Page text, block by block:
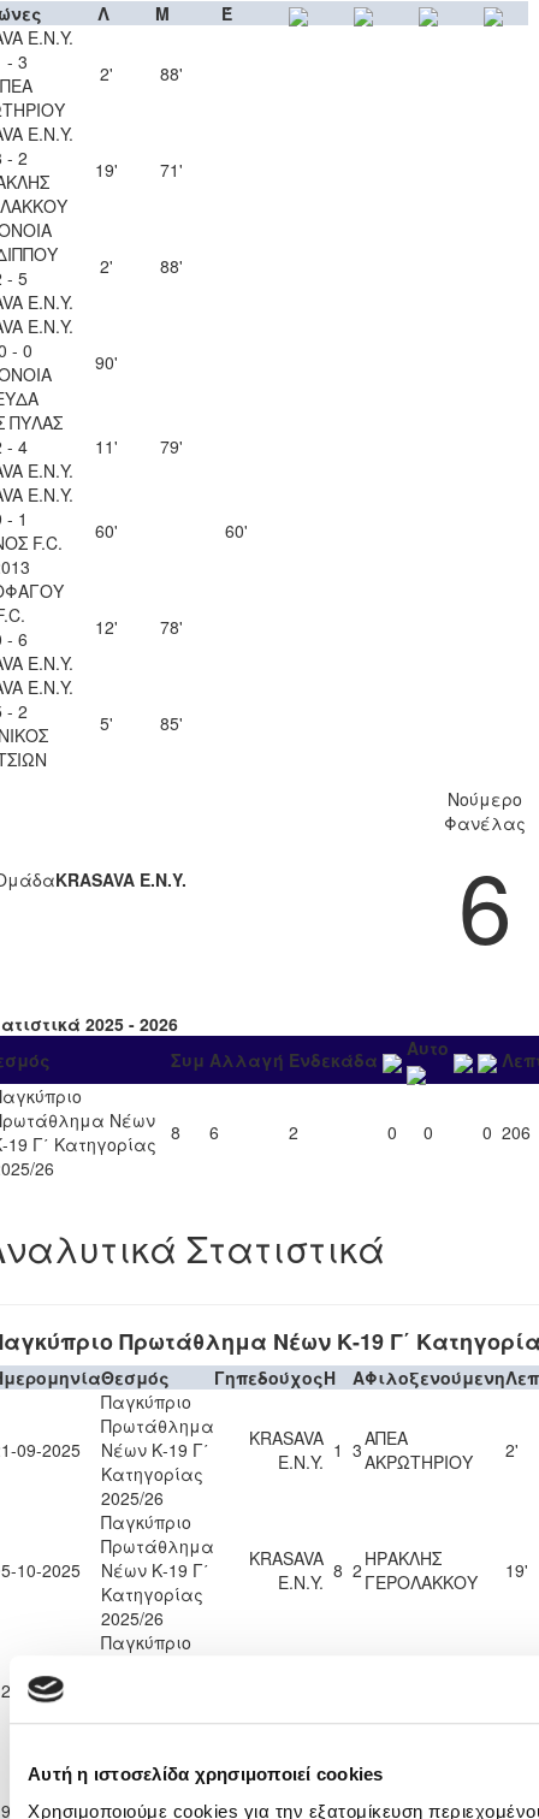
Αυτή η ιστοσελίδα χρησιμοποιεί cookies
Χρησιμοποιούμε cookies για την εξατομίκευση
Λ Μ
Έ
Ε.Ν.Y.
- 3
2' 88'
Ε.Ν.Y.
- 2
19' 71'
- 5
Ε.Ν.Y.
2' 88'
Ε.Ν.Y.
- 0
90'
ΠΥΛΑΣ
- 4
Ε.Ν.Y.
11'
79'
Ε.Ν.Y.
- 1
F.C.
60' 60'
- 6
Ε.Ν.Y.
12' 78'
Ε.Ν.Y.
- 2
5' 85'
KRASAVA Ε.Ν.Y.
Νούμερο
Φανέλας
6
2025 - 2026
Συμ Αλλαγή Ενδεκάδα Αυτο
Νέων
19 Γ΄ Κατηγορίας
26
8 6 2 0 0 0 206
Στατιστικά
Πρωτάθλημα Νέων Κ-19 Γ΄
Θεσμός ΓηπεδούχοςH AΦιλοξενούμενη
09-2025
Παγκύπριο
Πρωτάθλημα
Νέων Κ-19 Γ΄
Κατηγορίας
2025/26
KRASAVA
Ε.Ν.Y. 1 3ΑΠΕΑ
ΑΚΡΩΤΗΡΙΟΥ
2'
10-2025
Παγκύπριο
Πρωτάθλημα
Νέων Κ-19 Γ΄
Κατηγορίας
2025/26
KRASAVA
Ε.Ν.Y. 8 2 ΗΡΑΚΛΗΣ
ΓΕΡΟΛΑΚΚΟΥ
19'
10-2025
Παγκύπριο
10-2025
Παγκύπριο
Πρωτάθλημα
Νέων Κ-19 Γ΄
KRASAVA10 0 ΟΜΟΝΟΙΑ
90'